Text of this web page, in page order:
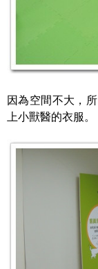
因為空間不大，
上小獸醫的衣服。